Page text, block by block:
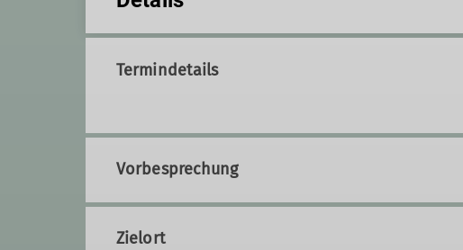
Termindetails
Vorbesprechung
Zielort